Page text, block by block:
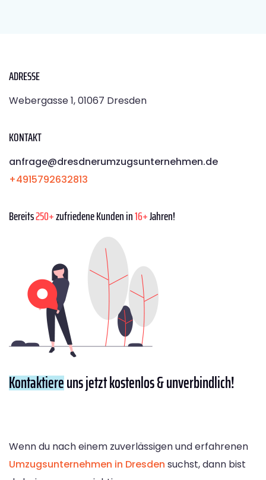
ADRESSE
Webergasse 1, 01067 Dresden
KONTAKT
anfrage@dresdnerumzugsunternehmen.de
+4915792632813
Bereits250+zufriedene Kunden in16+Jahren!
Kontaktiereuns jetzt kostenlos & unverbindlich!
Wenn du nach einem zuverlässigen und erfahrenen
Umzugsunternehmen in Dresden suchst, dann bist